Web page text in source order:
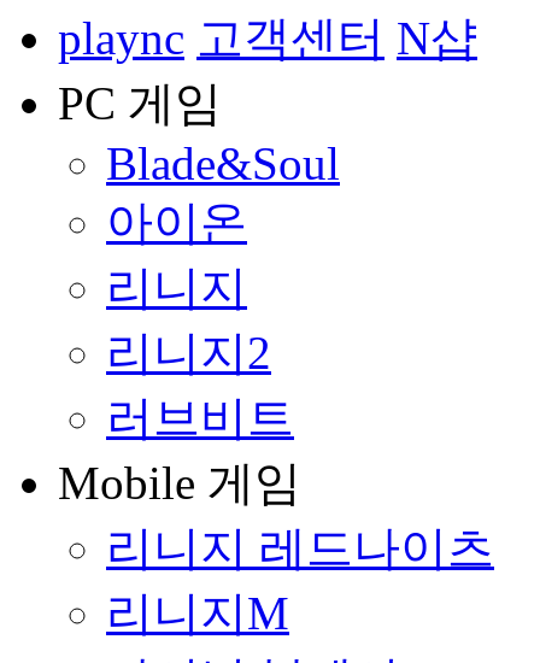
plaync 고객센터 N샵
PC 게임
Blade&Soul
아이온
리니지
리니지2
러브비트
Mobile 게임
리니지 레드나이츠
리니지M